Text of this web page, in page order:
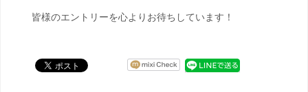
皆様のエントリーを心よりお待ちしています！